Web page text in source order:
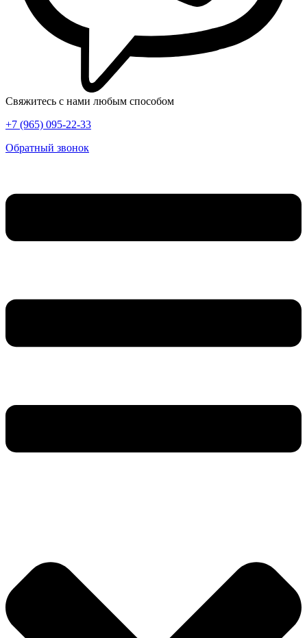
Свяжитесь с нами любым способом
+7 (965) 095-22-33
Обратный звонок